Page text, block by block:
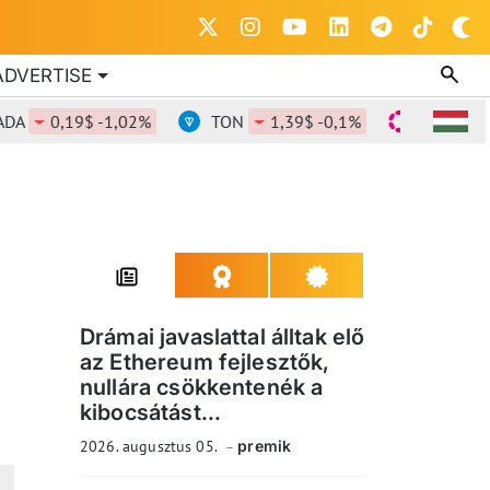
0,19$ -1,02% TON 1,39$ -0,1% DOT
Drámai javaslattal álltak elő
az Ethereum fejlesztők,
nullára csökkentenék a
kibocsátást...
2026. augusztus 05. premik